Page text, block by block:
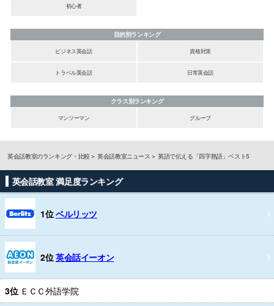
初心者
目的別ランキング
ビジネス英会話
資格対策
トラベル英会話 日常英会話
クラス別ランキング
マンツーマン
グループ
英会話教室のランキング・比較 英会話教室ニュース 英語で伝える「四字熟語」ベスト5
英会話教室 満足度ランキング
1位ベルリッツ
2位英会話イーオン
3位 ＥＣＣ外語学院